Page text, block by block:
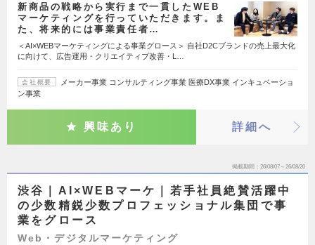
新商品の戦略から実行まで一貫したWEB
マーケティングを行っていただきます。ま
た、将来的には事業責任者…
＜AI×WEBマーケティングによる事業グロース＞ 自社D2Cブランドの売上最大化
に向けて、広告運用・クリエイティブ改善・L…
会社概要
メーカー事業 コンサルティング事業 医療DX事業 インキュベーショ
ン事業
興味あり 詳細へ
掲載期間 26/08/07～26/08/20
渋谷｜AI×WEBマーケ｜若手社員絶賛活躍中
の少数精鋭少数プロフェッショナル集団で事
業をグロース
Web・デジタルマーケティング